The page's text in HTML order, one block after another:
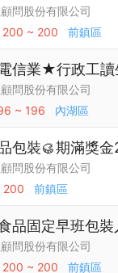
問股份有限公司
200 ~ 200 前鎮區
信業★行政工
問股份有限公司
~ 196 內湖區
包裝🥮期滿獎
問股份有限公司
200 前鎮區
品固定早班包
問股份有限公司
200 ~ 200 前鎮區